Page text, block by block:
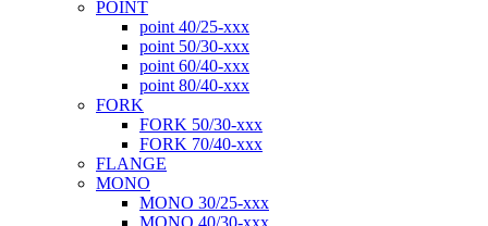
POINT
point 40/25-xxx
point 50/30-xxx
point 60/40-xxx
point 80/40-xxx
FORK
FORK 50/30-xxx
FORK 70/40-xxx
FLANGE
MONO
MONO 30/25-xxx
MONO 40/30-xxx